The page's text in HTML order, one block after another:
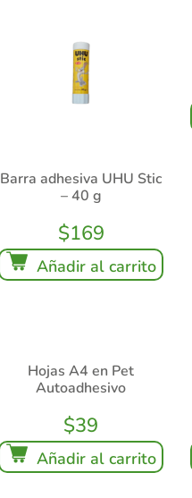
Barra adhesiva UHU Stic
– 40 g
$169
Añadir al carrito
Hojas A4 en Pet
Autoadhesivo
$39
Añadir al carrito